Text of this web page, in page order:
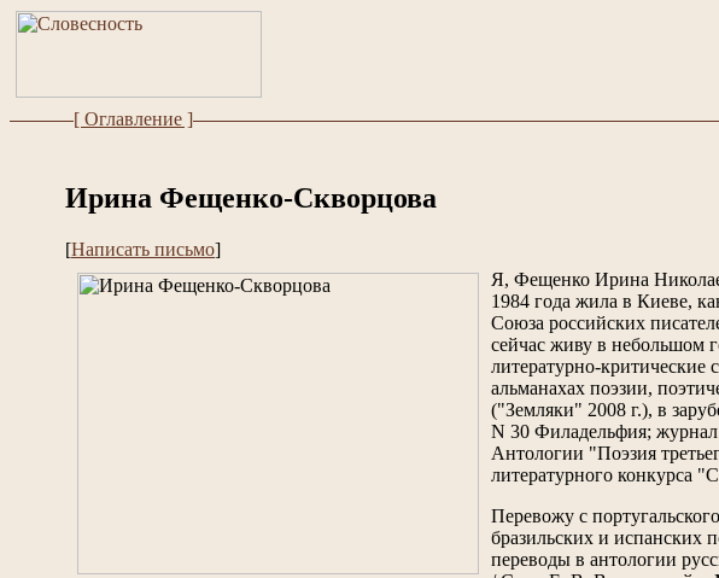
[ Оглавление ]
Ирина Фещенко-Скворцова
[Написать письмо]
Я, Фещенко Ирина
1984 года жила в Киеве,
Союза российских
сейчас живу в небольшом
литературно-критические
альманахах поэзии,
("Земляки" 2008 г.), в
N 30 Филадельфия;
Антологии "Поэзия
литературного конкурса
Перевожу с
бразильских и испанских
переводы в антологии